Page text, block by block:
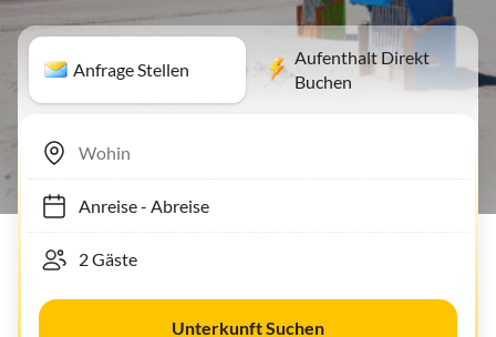
Anfrage Stellen
Aufenthalt Direkt
Buchen
Anreise- Abreise
Unterkunft Suchen